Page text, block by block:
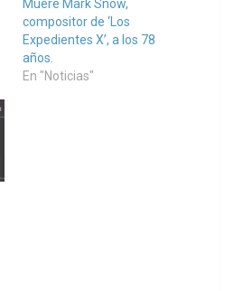
Muere Mark Snow,
compositor de ‘Los
Expedientes X’, a los 78
años.
En "Noticias"